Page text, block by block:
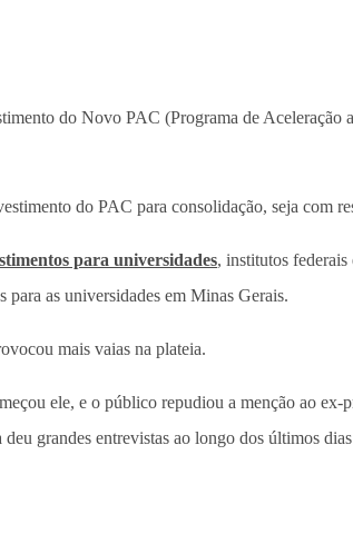
do Novo PAC (Programa de
do PAC para consolidação, seja com
para universidades, institutos
as universidades em Minas Gerais.
mais vaias na plateia.
ele, e o público repudiou a menção ao
grandes entrevistas ao longo dos últimos